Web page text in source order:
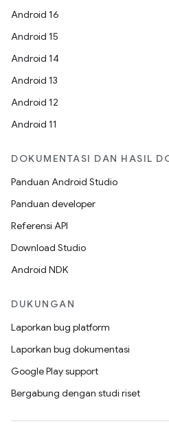
Android 16
Android 15
Android 14
Android 13
Android 12
Android 11
DOKUMENTASI DAN HASIL
Panduan Android Studio
Panduan developer
Referensi API
Download Studio
Android NDK
DUKUNGAN
Laporkan bug platform
Laporkan bug dokumentasi
Google Play support
Bergabung dengan studi riset